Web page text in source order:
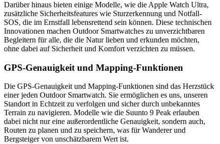
Darüber hinaus bieten einige Modelle, wie die Apple Watch Ultra,
zusätzliche Sicherheitsfeatures wie Sturzerkennung und Notfall-
SOS, die im Ernstfall lebensrettend sein können. Diese technischen
Innovationen machen Outdoor Smartwatches zu unverzichtbaren
Begleitern für alle, die die Natur lieben und erkunden möchten,
ohne dabei auf Sicherheit und Komfort verzichten zu müssen.
GPS-Genauigkeit und Mapping-Funktionen
Die GPS-Genauigkeit und Mapping-Funktionen sind das Herzstück
einer jeden Outdoor Smartwatch. Sie ermöglichen es uns, unseren
Standort in Echtzeit zu verfolgen und sicher durch unbekanntes
Terrain zu navigieren. Modelle wie die Suunto 9 Peak erlauben
dabei nicht nur eine außerordentliche Genauigkeit, sondern auch,
Routen zu planen und zu speichern, was für Wanderer und
Bergsteiger von unschätzbarem Wert ist.